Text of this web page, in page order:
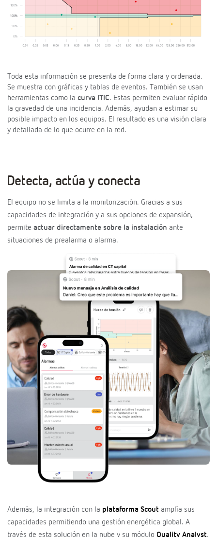
Toda esta información se presenta de forma clara y ordenada.
Se muestra con gráficas y tablas de eventos. También se usan
herramientas como la curva ITIC. Estas permiten evaluar rápido
la gravedad de una incidencia. Además, ayudan a estimar su
posible impacto en los equipos. El resultado es una visión clara
y detallada de lo que ocurre en la red.
Detecta, actúa y conecta
El equipo no se limita a la monitorización. Gracias a sus
capacidades de integración y a sus opciones de expansión,
permite actuar directamente sobre la instalación ante
situaciones de prealarma o alarma.
Además, la integración con la plataforma Scout amplía sus
capacidades permitiendo una gestión energética global. A
través de esta solución en la nube y su módulo Quality Analyst,